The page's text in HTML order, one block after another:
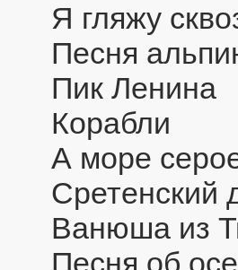
Я гляжу
Песня
Пик Ленина
Корабли
А море
Сретенский
Ванюша из
Песня об